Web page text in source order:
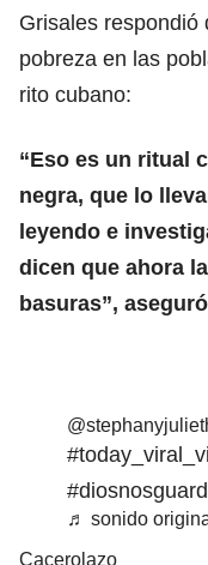
Grisales respondió
pobreza en las
rito cubano:
“Eso es un ritual
negra, que lo
leyendo e
dicen que ahora
basuras”,
♬ sonido
Cacerolazo